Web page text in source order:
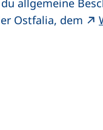
allgemeine
Ostfalia, dem